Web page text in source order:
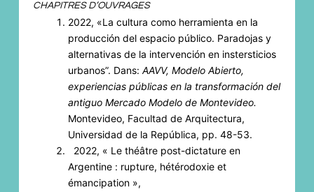
CHAPITRES D’OUVRAGES
2022, «La cultura como herramienta en la
producción del espacio público. Paradojas y
alternativas de la intervención en instersticios
urbanos”. Dans: AAVV, Modelo Abierto,
experiencias públicas en la transformación del
antiguo Mercado Modelo de Montevideo.
Montevideo, Facultad de Arquitectura,
Universidad de la República, pp. 48-53.
2022, « Le théâtre post-dictature en
Argentine : rupture, hétérodoxie et
émancipation »,